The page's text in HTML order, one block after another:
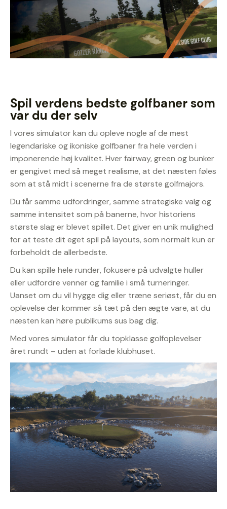
Spil verdens bedste golfbaner som
var du der selv
I vores simulator kan du opleve nogle af de mest
legendariske og ikoniske golfbaner fra hele verden i
imponerende høj kvalitet. Hver fairway, green og bunker
er gengivet med så meget realisme, at det næsten føles
som at stå midt i scenerne fra de største golfmajors.
Du får samme udfordringer, samme strategiske valg og
samme intensitet som på banerne, hvor historiens
største slag er blevet spillet. Det giver en unik mulighed
for at teste dit eget spil på layouts, som normalt kun er
forbeholdt de allerbedste.
Du kan spille hele runder, fokusere på udvalgte huller
eller udfordre venner og familie i små turneringer.
Uanset om du vil hygge dig eller træne seriøst, får du en
oplevelse der kommer så tæt på den ægte vare, at du
næsten kan høre publikums sus bag dig.
Med vores simulator får du topklasse golfoplevelser
året rundt – uden at forlade klubhuset.